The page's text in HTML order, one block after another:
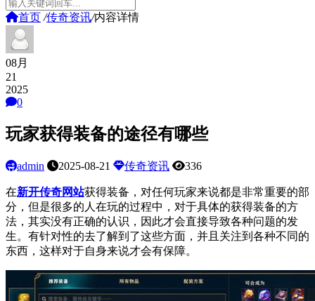
首页 /传奇资讯/内容详情
08月
21
2025
0
玩家获得装备的途径有哪些
admin 2025-08-21 传奇资讯 336
在新开传奇网站获得装备，对任何玩家来说都是非常重要的部
分，但是很多的人在玩的过程中，对于具体的获得装备的方
法，其实没有正确的认识，因此才会直接导致各种问题的发
生。有针对性的去了解到了这些方面，并且关注到各种不同的
东西，这样对于自身来说才会有保障。